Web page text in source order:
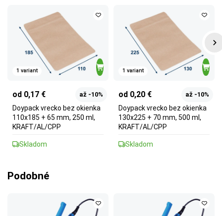
1 variant
od 0,17 € až -10%
Doypack vrecko bez okienka
110x185 + 65 mm, 250 ml,
KRAFT/AL/CPP
Skladom
1 variant
od 0,20 € až -10%
Doypack vrecko bez okienka
130x225 + 70 mm, 500 ml,
KRAFT/AL/CPP
Skladom
Podobné